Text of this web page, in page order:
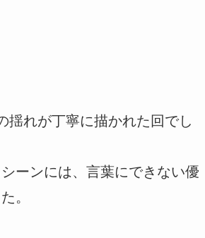
揺れが丁寧に描かれた回でし
ーンには、言葉にできない優
。